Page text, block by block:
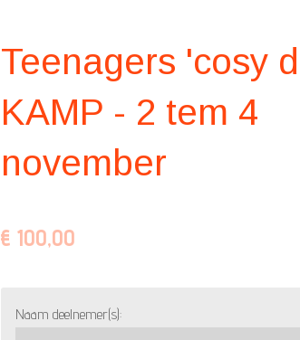
Teenagers 'cosy
KAMP - 2 tem 4
november
€ 100,00
Naam deelnemer(s):